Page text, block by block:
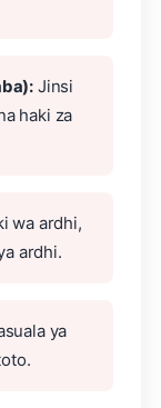
Jinsi
haki za
wa ardhi,
ardhi.
ya